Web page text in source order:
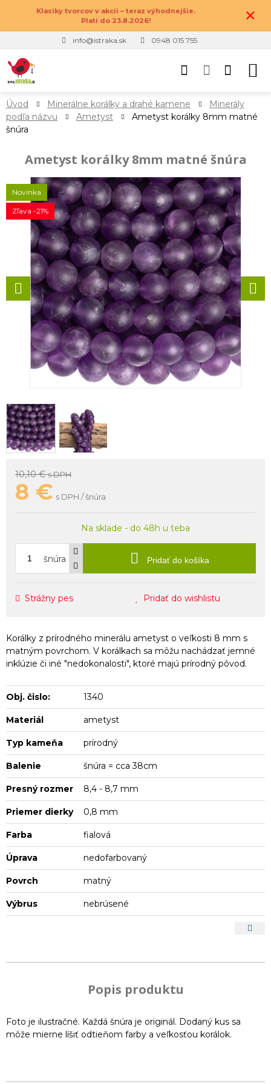
Klasiky tvorcov v akcii – teraz výhodnejšie.
Platí do 23.8.2026!
×
info@istraka.sk 0948 015 755
Úvod Minerálne korálky a drahé kamene
Minerály
podľa názvu
Ametyst
Ametyst korálky 8mm matné
šnúra
Ametyst korálky 8mm matné šnúra
Novinka
Zľava -21%
10,10 €s DPH
8 € s DPH / šnúra
Na sklade - do 48h u teba
šnúra Pridať do košíka
Strážny pes Pridať do wishlistu
Korálky z prírodného minerálu ametyst o veľkosti 8 mm s
matným povrchom. V korálkach sa môžu nachádzať jemné
inklúzie či iné "nedokonalosti", ktoré majú prírodný pôvod.
Obj. čislo: 1340
Materiál ametyst
Typ kameňa prírodný
Balenie šnúra = cca 38cm
Presný rozmer 8,4 - 8,7 mm
Priemer dierky 0,8 mm
Farba fialová
Úprava nedofarbovaný
Povrch matný
Výbrus nebrúsené
Popis produktu
Foto je ilustračné. Každá šnúra je originál. Dodaný kus sa
môže mierne líšiť odtieňom farby a veľkosťou korálok.